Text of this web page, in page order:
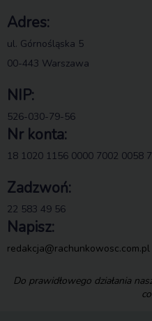
Adres:
ul. Górnośląska 5
00-443 Warszawa
NIP:
526-030-79-56
Nr konta:
18 1020 1156 0000 7002 0058
Zadzwoń:
22 583 49 56
Napisz:
redakcja@rachunkowosc.com.pl
Do prawidłowego działania